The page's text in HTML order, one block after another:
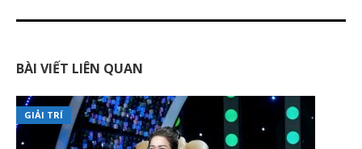
BÀI VIẾT LIÊN QUAN
GIẢI TRÍ